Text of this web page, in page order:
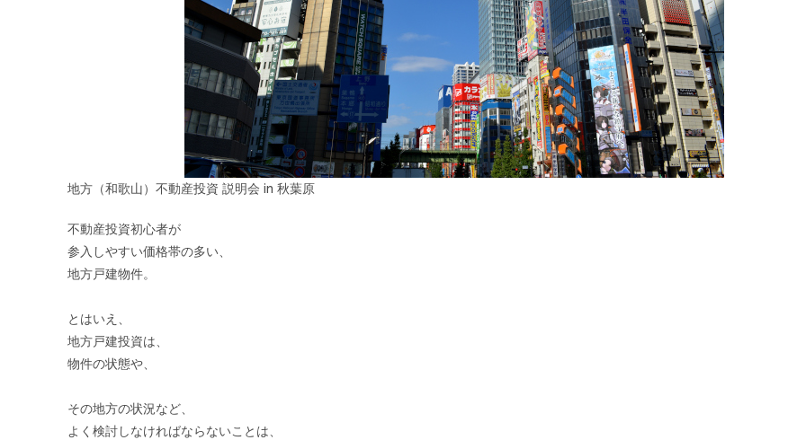
地方（和歌山）不動産投資 説明会 in 秋葉原
不動産投資初心者が
参入しやすい価格帯の多い、
地方戸建物件。
とはいえ、
地方戸建投資は、
物件の状態や、
その地方の状況など、
よく検討しなければならないことは、